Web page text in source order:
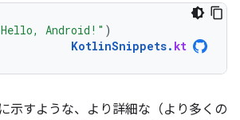
Android!" )
KotlinSnippets. kt
示すような、より詳細な（より多くの